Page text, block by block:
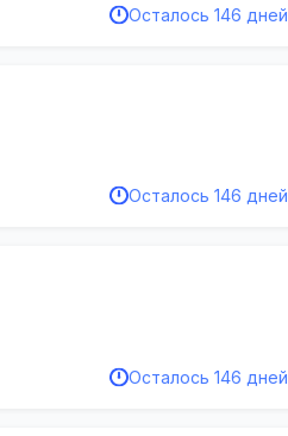
Осталось 146 дней
Осталось 146 дней
Осталось 146 дней